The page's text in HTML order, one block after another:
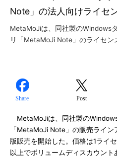
Note」の法人向けライセ
MetaMoJiは、同社製のWindows
リ「MetaMoJi Note」のライセン
Share Post
MetaMoJiは、同社製の
「MetaMoJi Note」の販売ライ
版販売を開始した。価格は1ライ
以上でボリュームディスカウント